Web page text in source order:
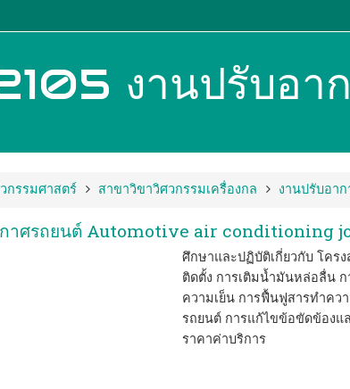
กรรมศาสตร์ สาขาวิขาวิศวกรรมเครื่องกล งานปรับอา
กาศรถยนต์ Automotive air conditioning
ศึกษาและปฏิบัติเกี่ยวกับ โคร
ติดตั้ง การเติมน้ำมันหล่อลื่น
ความเย็น การฟื้นฟูสารทำคว
รถยนต์ การแก้ไขข้อขัดข้องแ
ราคาค่าบริการ